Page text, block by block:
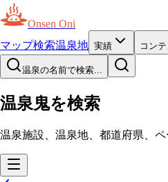
Onsen Oni
マップ検索温泉地 実績 コン
温泉の名前で検索...
温泉鬼を検索
温泉施設、温泉地、都道府県、ペ